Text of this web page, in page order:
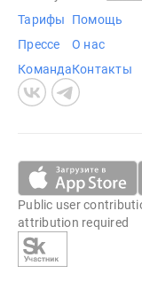
Тарифы
Прессе
Команда
Помощь
О нас
Контакты
Public user
attribution required